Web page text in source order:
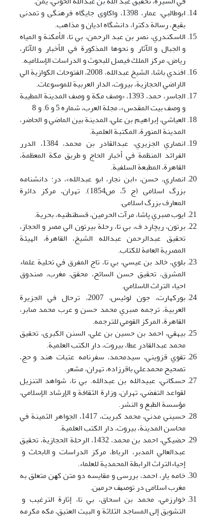
ابوطالبي، عمار، 1398، واکاوی جايگاه فرهنگی و تمدنی
بقيع، رسالة دکترا، دانشگاه اديان و مذاهب.
الاسکندري، نصر بن عبد الرحمن، بي تا، الأمکنة و المياه
و الجبال و الآثار و نحوها المذکورة في الأخبار و الآثار،
رياض، مرکز الملك فيصل للبحوث و الدراسات الإسلاميه.
افندي باشا، الشيخ عبدالله، 2008، الفتوحات الکوازية الي
الاراضي الحجازية، بيروت، الدار العربیة للموسوعات.
الجاسر، حمد، 1393، «وصف مکة و وصف المدينة المطيبة
و وصف بيت المقدس»، مجلة العرب، شماره 5 و 6. و 8
العياشي، إبراهيم بن علي، المدينة بين الماضي و الحاضر،
المدينة المنورة، المکتبة العلمية.
انصاري الجزيري، عبدالقادر بن محمد، 1384، الدرر
الفرائد المنظمة في أخبار الحاج و طريق مکة المعظمة،
القاهرة، المطبعة السلفية.
انصاري، حسن، «ابن نجار، ابو عبدالله»، در: دانشنامه
بزرگ اسلامی (ج 5، ص1854). تهران، مرکز دائرة
المعارف بزرگ اسلامی.
ايوب صبري پاشا، مرآت الحرمين، قسطنطنيه، بحرية.
برتون، ريچارد ف، بي تا، رحلة بيرتون الي مصر و الحجاز،
تحقيق عبدالرحمن عبدالله الشيخ، القاهرة، الهيئة
المصرية العامة للکتاب.
بلوي، خالد بن عيسي، بي تا، تاج المفرق في تحلية علماء
المشرق، تحقيق حسن السائح، محقق، مغرب، صندوق
احياء التراث الاسلامي.
بورکهارت، جون لوئيس، 2007، ترحال في الجزيرة
العربية، ترجمه صبري محمد حسن و عرب محمد صابر،
القاهرة، المرکز القومي للترجمه.
بيهقي، احمد بن حسين بن علي، السنن الكبری، تحقيق
محمد عبدالقادر عطا، بيروت، دار الکتب العلمية.
تقوي قزويني، سيدمحمد، سفرنامه عتبات هند و حج،
تصحيح محمدعلي باقرزاده، تهران، مشعر.
حسکاني، عبيدالله بن عبدالله. بي تا، شواهد التنزيل
لقواعد التفضي، تهران، وزارة الثقافة و الإرشاد الإسلامي،
مؤسسة الطبع و النشر.
حسيني مدني، محمد کبريت، 1417، الجواهر الثمينة في
محاسن المدينة، بيروت، دار الکتب العلمية.
حضيكي، احمد بن محمد، 1432، الرحلة الحجازية، تحقيق
عبدالعالي المدبر، الرباط، مرکز الدراسات و الابحاث و
إحياءالتراث الرابطة المحمدية للعلماء.
خامه يار، احمد، ﺑﺮرسی و ﻣﻘﺎﻳﺴﻪ دو ﻣﺘﻦ ﻛﻬﻦ ﻣﺘﻌﻠﻖ ﺑﻪ
ﻣﻐﺮب اﺳﻼمی در ﺗﻮﺻﻴﻒ ﺣﺮﻣﻴﻦ.
خوارزمي، محمد بن اسحاق، بي تا، إثارة الترغيب و
التشويق إلی المساجد الثلاثة و البيت العتيق، مکه مکرمه